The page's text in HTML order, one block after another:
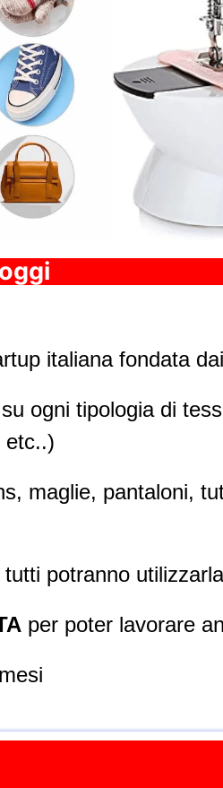
italiana fondata
su ogni tipologia di
etc..)
maglie, pantaloni,
tutti potranno
per poter lavorare